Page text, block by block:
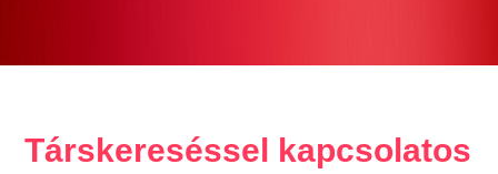
Társkereséssel kapcsolatos